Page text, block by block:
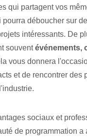
qui partagent vos
pourra déboucher sur
intéressants. De
souventévénements,
vous donnera
et de rencontrer des
sociaux et
de programmation a